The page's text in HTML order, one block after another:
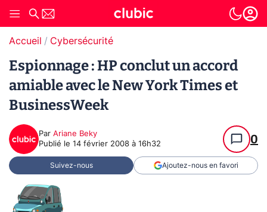
Accueil Cybersécurité
Espionnage : HP conclut un accord
amiable avec le New York Times et
BusinessWeek
Par Ariane Beky
Publié le 14 février 2008 à 16h32 0
Suivez-nous Ajoutez-nous en favori